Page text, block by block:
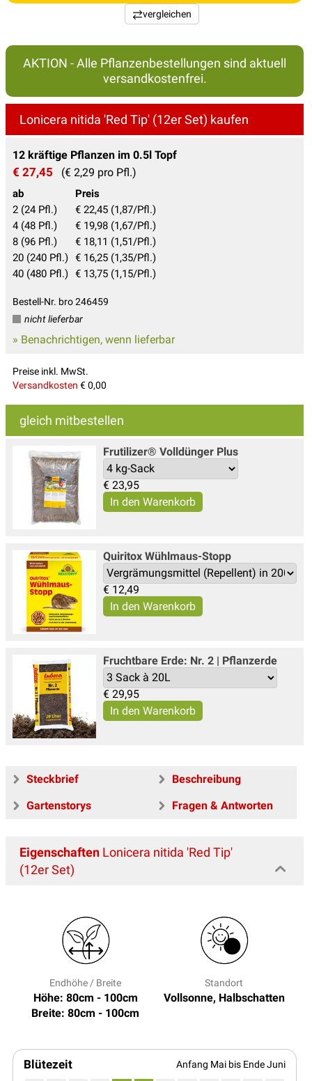
vergleichen
AKTION - Alle Pflanzenbestellungen sind aktuell
versandkostenfrei.
Lonicera nitida 'Red Tip' (12er Set) kaufen
12 kräftige Pflanzen im 0.5l Topf
€ 27,45 (€ 2,29 pro Pfl.)
ab
Preis
2 (24 Pfl.)
€ 22,45 (1,87/Pfl.)
4 (48 Pfl.)
€ 19,98 (1,67/Pfl.)
8 (96 Pfl.)
€ 18,11 (1,51/Pfl.)
20 (240 Pfl.) € 16,25 (1,35/Pfl.)
40 (480 Pfl.) € 13,75 (1,15/Pfl.)
Bestell-Nr. bro 246459
nicht lieferbar
» Benachrichtigen, wenn lieferbar
Preise inkl. MwSt.
Versandkosten € 0,00
gleich mitbestellen
Frutilizer® Volldünger Plus
€ 23,95
Quiritox Wühlmaus-Stopp
€ 12,49
Fruchtbare Erde: Nr. 2 | Pflanzerde
€ 29,95
Steckbrief
Beschreibung
Gartenstorys
Fragen & Antworten
Eigenschaften Lonicera nitida 'Red Tip'
(12er Set)
Endhöhe / Breite
Höhe: 80cm - 100cm
Breite: 80cm - 100cm
Standort
Vollsonne, Halbschatten
Blütezeit Anfang Mai bis Ende Juni